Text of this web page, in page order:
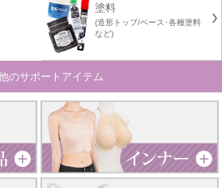
塗料
(造形トップ/ベース･各種塗料
など)
のサポートアイテム